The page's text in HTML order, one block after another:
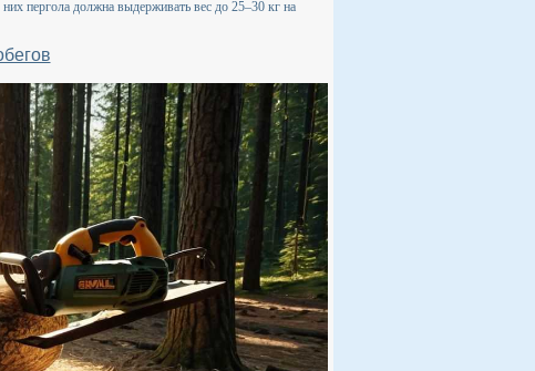
пергола должна выдерживать вес до 25–30 кг на